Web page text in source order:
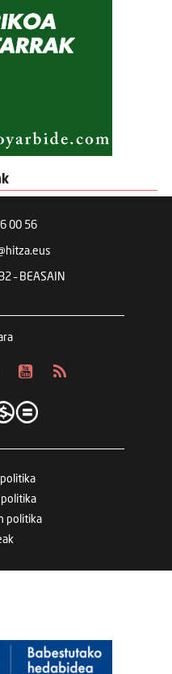
00 56
– BEASAIN
politika